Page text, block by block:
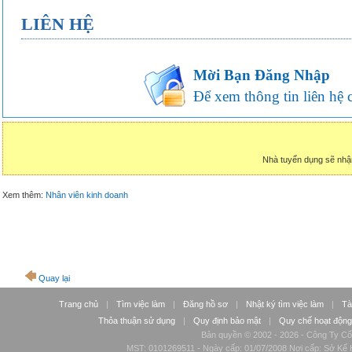
LIÊN HỆ
Mời Bạn Đăng Nhập
Để xem thông tin liên hệ
Nhà tuyển dụng sẽ
Xem thêm: Nhân viên kinh doanh
Quay lại
Trang chủ | Tìm việc làm | Đăng hồ sơ | Nhật ký tìm việc làm |
Thỏa thuận sử dụng
| Quy định bảo mật |
Quy chế hoạt động
Bản quyền © 2002 - 2026 - Công Ty
MST: 0101269511 - Ngày cấp: 01/07/2008 Nơi cấp: Sở